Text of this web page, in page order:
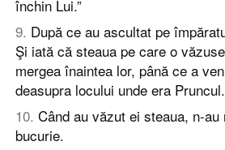
închin Lui.”
9. După ce au ascultat pe
Şi iată că steaua pe care o
mergea înaintea lor, până ce a
deasupra locului unde era Pruncul.
10. Când au văzut ei steaua, n-au
bucurie.